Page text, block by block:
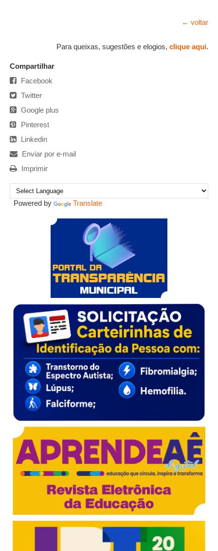
← voltar
Para queixas, sugestões e elogios, clique aqui.
Compartilhar
Facebook
Twitter
Google plus
Pinterest
Linkedin
Enviar por e-mail
Imprimir
Powered by Translate